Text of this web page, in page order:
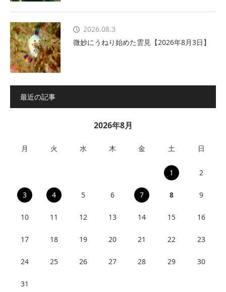
2026.08.3
微妙にうねり始めた雲見【2026年8月3日】
最近の記事
2026年8月
月 火 水 木 金 土 日
1 2
3 4 5 6 7 8 9
10 11 12 13 14 15 16
17 18 19 20 21 22 23
24 25 26 27 28 29 30
31